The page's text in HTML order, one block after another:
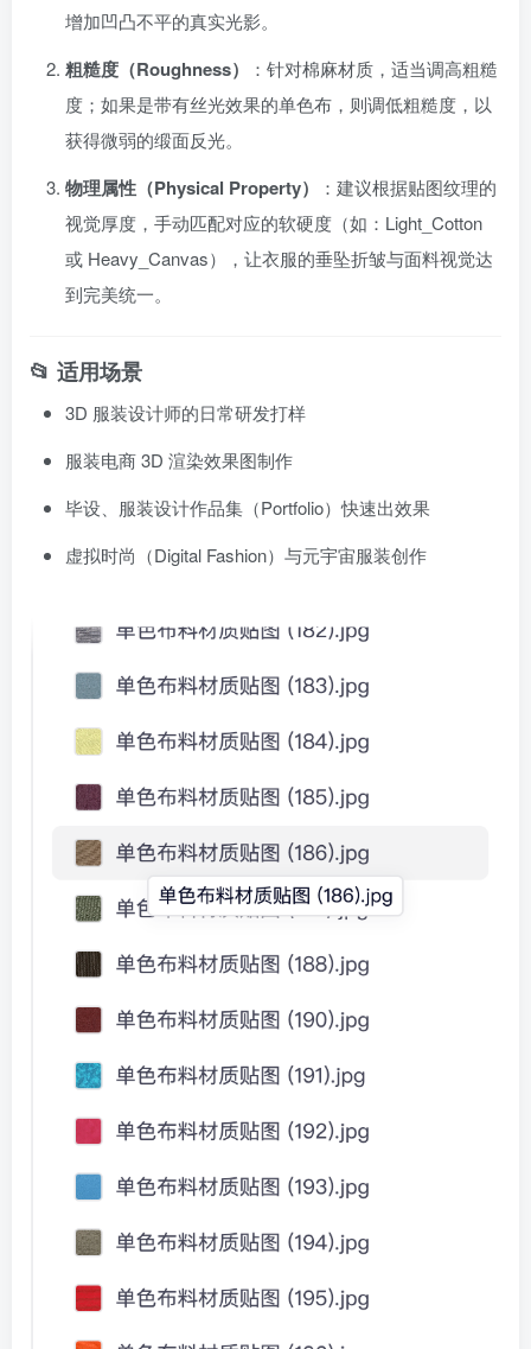
增加凹凸不平的真实光影。
粗糙度（Roughness）
：针对棉麻材质，适当调高粗糙
度；如果是带有丝光效果的单色布，则调低粗糙度，以
获得微弱的缎面反光。
物理属性（Physical Property）
：建议根据贴图纹理的
视觉厚度，手动匹配对应的软硬度（如：Light_Cotton
或 Heavy_Canvas），让衣服的垂坠折皱与面料视觉达
到完美统一。
📂 适用场景
3D 服装设计师的日常研发打样
服装电商 3D 渲染效果图制作
毕设、服装设计作品集（Portfolio）快速出效果
虚拟时尚（Digital Fashion）与元宇宙服装创作